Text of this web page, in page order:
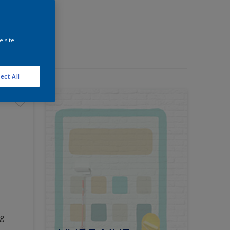
site
All